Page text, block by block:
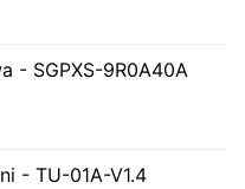
- SGPXS-9R0A40A
- TU-01A-V1.4